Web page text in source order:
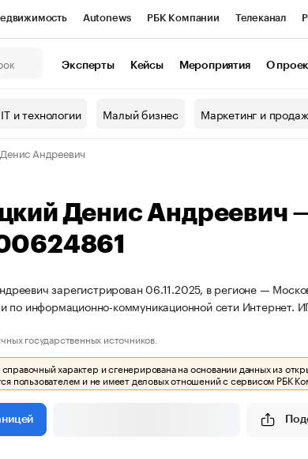
Autonews РБК Компании Телеканал
контрагентов
Эксперты Кейсы Мероприятия О
IT и технологии Малый бизнес Маркетинг и
Андреевич
Денис
зарегистрирован 06.11.2025, в регионе —
по информационно-коммуникационной сети
государственных источников.
характер и сгенерирована на основании данных из
пользователем и не имеет деловых отношений с сервисом РБК